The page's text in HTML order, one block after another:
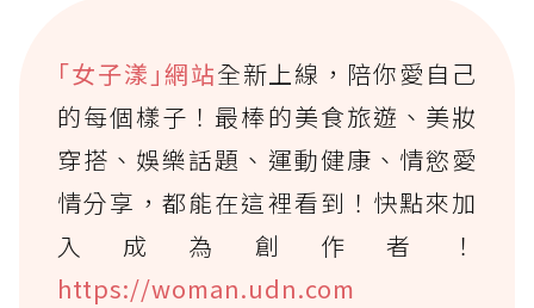
｢女子漾｣網站全新上線，陪你愛自己
的每個樣子！最棒的美食旅遊、美妝
穿搭、娛樂話題、運動健康、情慾愛
情分享，都能在這裡看到！快點來加
入成為創作者！
https://woman.udn.com